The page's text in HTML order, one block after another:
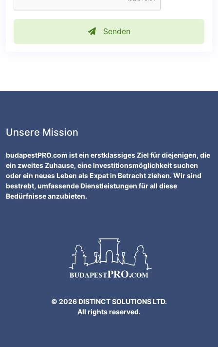
Senden
Unsere Mission
budapestPRO.com ist ein erstklassiges Ziel für diejenigen, die
ein zweites Zuhause, eine Investitionsmöglichkeit suchen
oder ein neues Leben als Expat in Betracht ziehen. Wir sind
bestrebt, umfassende Dienstleistungen für all diese
Bedürfnisse anzubieten.
© 2026 DISTINCT SOLUTIONS LTD.
All rights reserved.